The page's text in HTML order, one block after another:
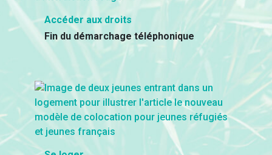
Accéder aux droits
Fin du démarchage téléphonique